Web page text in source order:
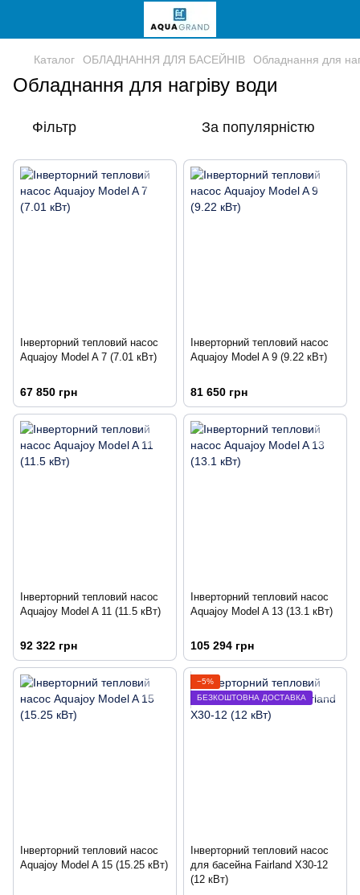
Каталог ОБЛАДНАННЯ ДЛЯ БАСЕЙНІВ Обладнання для
Обладнання для нагріву води
Фільтр За популярністю
Інверторний тепловий насос
Aquajoy Model A 7 (7.01 кВт)
67 850 грн
Інверторний тепловий насос
Aquajoy Model A 9 (9.22 кВт)
81 650 грн
Інверторний тепловий насос
Aquajoy Model A 11 (11.5 кВт)
92 322 грн
Інверторний тепловий насос
Aquajoy Model A 13 (13.1 кВт)
105 294 грн
Інверторний тепловий насос
Aquajoy Model A 15 (15.25 кВт)
−5%
БЕЗКОШТОВНА ДОСТАВКА
Інверторний тепловий насос
для басейна Fairland X30-12
(12 кВт)